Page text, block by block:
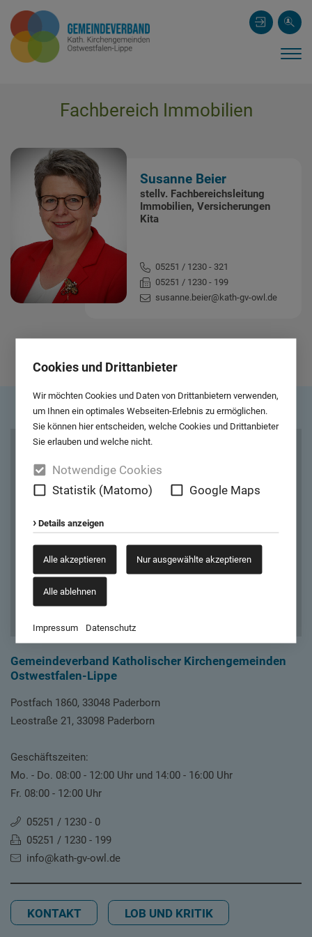
Cookies und Drittanbieter
Wir möchten Cookies und Daten von Drittanbietern verwenden,
um Ihnen ein optimales Webseiten-Erlebnis zu ermöglichen.
Sie können hier entscheiden, welche Cookies und Drittanbieter
Sie erlauben und welche nicht.
Notwendige Cookies
Statistik (Matomo)
Google Maps
Details anzeigen
Alle akzeptieren Nur ausgewählte akzeptieren
Alle ablehnen
Impressum Datenschutz
Fachbereich Immobilien
Susanne Beier
stellv. Fachbereichsleitung
Immobilien, Versicherungen
Kita
05251 / 1230 - 321
05251 / 1230 - 199
susanne.beier@kath-gv-owl.de
Google Maps
müssen wir eine Verbindung zu den Servern von Google Maps
aufbauen. Außerdem werden dadurch auch Google Web Fonts von
den Servern von Google geladen.
Ausgewählte akzeptieren
Gemeindeverband Katholischer Kirchengemeinden
Ostwestfalen-Lippe
Postfach 1860, 33048 Paderborn
Leostraße 21, 33098 Paderborn
Geschäftszeiten:
Mo. - Do. 08:00 - 12:00 Uhr und 14:00 - 16:00 Uhr
Fr. 08:00 - 12:00 Uhr
05251 / 1230 - 0
05251 / 1230 - 199
info@kath-gv-owl.de
KONTAKT LOB UND KRITIK